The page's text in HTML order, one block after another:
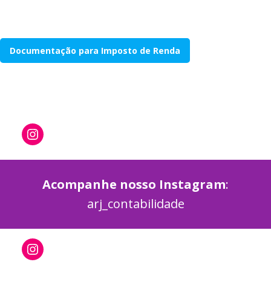
Documentação para Imposto de Renda
Acompanhe nosso Instagram:
arj_contabilidade